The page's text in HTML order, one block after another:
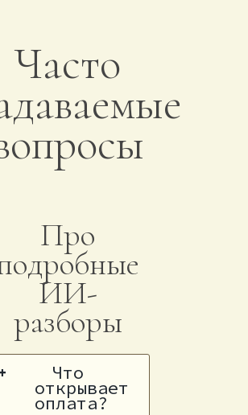
Часто
Про
ИИ-
разборы
Что
открывает
оплата?